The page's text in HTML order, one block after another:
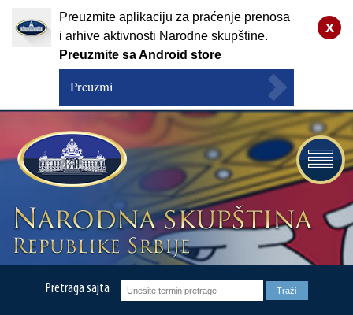
x
Preuzmite aplikaciju za praćenje prenosa
i arhive aktivnosti Narodne skupštine.
Preuzmite sa Android store
Preuzmi
Pretraga sajta